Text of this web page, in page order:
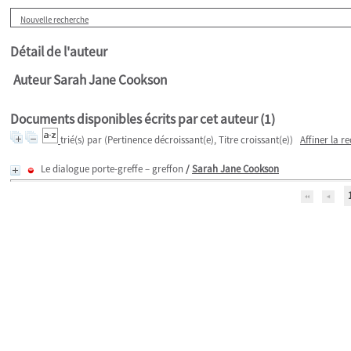
Nouvelle recherche
Détail de l'auteur
Auteur Sarah Jane Cookson
Documents disponibles écrits par cet auteur (1)
trié(s) par (Pertinence décroissant(e), Titre croissant(e)) Affiner la
Le dialogue porte-greffe – greffon /Sarah Jane Cookson